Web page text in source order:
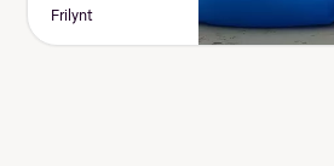
Frilynt